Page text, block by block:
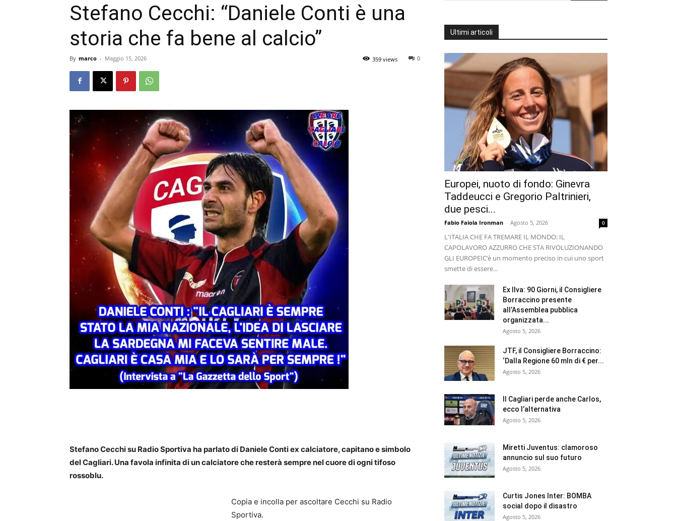
Stefano Cecchi: “Daniele Conti è una
storia che fa bene al calcio”
By marco - Maggio 15, 2026 0
359 views
Stefano Cecchi su Radio Sportiva ha parlato di Daniele Conti ex calciatore, capitano e simbolo
del Cagliari. Una favola infinita di un calciatore che resterà sempre nel cuore di ogni tifoso
rossoblu.
Copia e incolla per ascoltare Cecchi su Radio
Sportiva.
Ultimi articoli
Europei, nuoto di fondo: Ginevra
Taddeucci e Gregorio Paltrinieri,
due pesci...
Fabio Faiola Ironman - Agosto 5, 2026 0
L'ITALIA CHE FA TREMARE IL MONDO: IL
CAPOLAVORO AZZURRO CHE STA RIVOLUZIONANDO
GLI EUROPEI ​C’è un momento preciso in cui uno sport
smette di essere...
Ex Ilva: 90 Giorni, il Consigliere
Borraccino presente
all’Assemblea pubblica
organizzata...
Agosto 5, 2026
JTF, il Consigliere Borraccino:
‘Dalla Regione 60 mln di € per...
Agosto 5, 2026
Il Cagliari perde anche Carlos,
ecco l’alternativa
Agosto 5, 2026
Miretti Juventus: clamoroso
annuncio sul suo futuro
Agosto 5, 2026
Curtis Jones Inter: BOMBA
social dopo il disastro
Agosto 5, 2026